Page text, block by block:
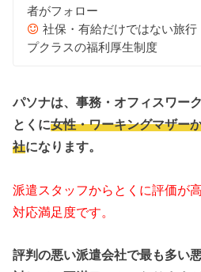
者がフォロー
社保・有給だけではない旅
プクラスの福利厚生制度
パソナは、事務・オフィスワー
とくに女性・ワーキングマザー
社になります。
派遣スタッフからとくに評価が
対応満足度です。
評判の悪い派遣会社で最も多い